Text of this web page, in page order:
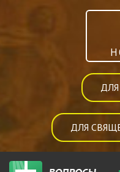
ДЛЯ